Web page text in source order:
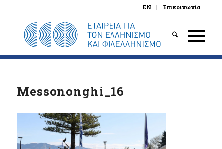
EN Επικοινωνία
Messononghi_16